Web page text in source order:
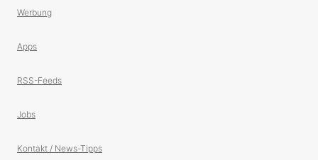
Werbung
Apps
RSS-Feeds
Jobs
Kontakt / News-Tipps